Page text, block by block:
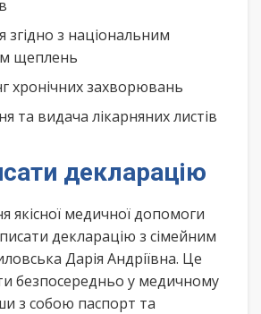
згідно з національним
щеплень
хронічних захворювань
та видача лікарняних листів
декларацію
якісної медичної допомоги
декларацію з сімейним
Дарія Андріївна. Це
безпосередньо у медичному
з собою паспорт та